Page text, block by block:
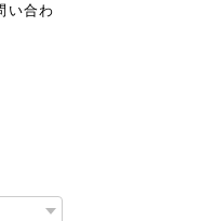
い合わ